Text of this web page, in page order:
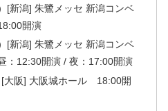
[新潟] 朱鷺メッセ 新潟コンベ
開演
[新潟] 朱鷺メッセ 新潟コンベ
：12:30開演 / 夜：17:00開演
大阪] 大阪城ホール 18:00開